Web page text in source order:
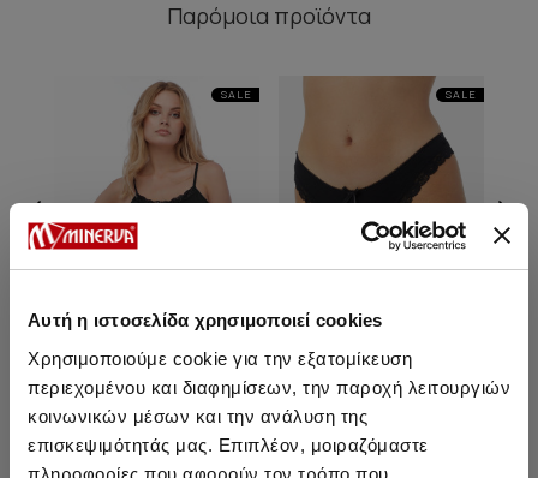
Αυτή η ιστοσελίδα χρησιμοποιεί cookies
Χρησιμοποιούμε cookie για την εξατομίκευση
περιεχομένου και διαφημίσεων, την παροχή λειτουργιών
κοινωνικών μέσων και την ανάλυση της
επισκεψιμότητάς μας. Επιπλέον, μοιραζόμαστε
πληροφορίες που αφορούν τον τρόπο που
Παρόμοια προϊόντα
SALE
Fimelle Elegance TENCEL™
Modal Γυναικείο Rio Σλιπ
SALE
Fimelle Elegance TENCEL™
Modal Γυναικείο String